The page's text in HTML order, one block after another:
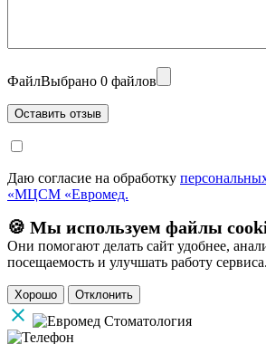
ФайлВыбрано 0 файлов
Даю согласие на обработку
«МЦСМ «Евромед.
🍪 Мы используем файлы
Они помогают делать сайт удобнее,
посещаемость и улучшать работу сервиса.
Хорошо Отклонить